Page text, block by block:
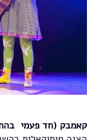
קאמבק (חד פעמי